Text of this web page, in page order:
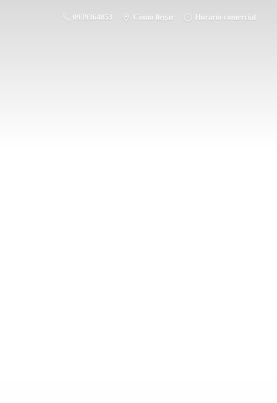
0939364853 Cómo llegar Horario comercial